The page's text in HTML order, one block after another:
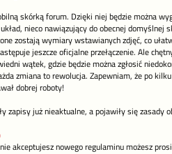
skórką forum. Dzięki niej będzie można
nieco nawiązujący do obecnej
zostają wymiary wstawianych zdjęć, co
jeszcze oficjalne przełączenie. Ale
wątek, gdzie będzie można zgłosić
zmiana to rewolucja. Zapewniam, że po
dobrej roboty!
już nieaktualne, a pojawiły się zasady
akceptujesz nowego regulaminu możesz